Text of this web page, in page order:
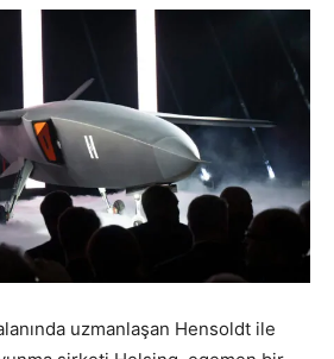
uzmanlaşan Hensoldt ile